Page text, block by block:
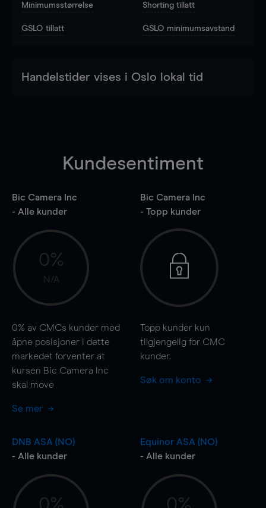
Minimumsstørrelse Shorting tillatt
GSLO tillatt GSLO minimumsavstand
Handelstider vises i Oslo lokal tid
Kundesentiment
Bic Camera Inc
- Alle kunder
0%
N/A
0% av CMCs kunder med
åpne posisjoner i dette
markedet forventer at
kursen Bic Camera Inc
skal move
Se mer
Bic Camera Inc
- Topp kunder
Topp kunder kun
tilgjengelig for CMC
kunder.
Søk om konto
DNB ASA (NO)
- Alle kunder
Equinor ASA (NO)
- Alle kunder